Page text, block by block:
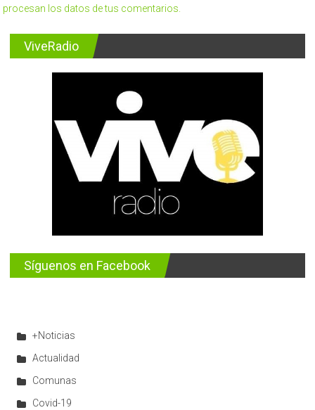
procesan los datos de tus comentarios.
ViveRadio
Síguenos en Facebook
+Noticias
Actualidad
Comunas
Covid-19